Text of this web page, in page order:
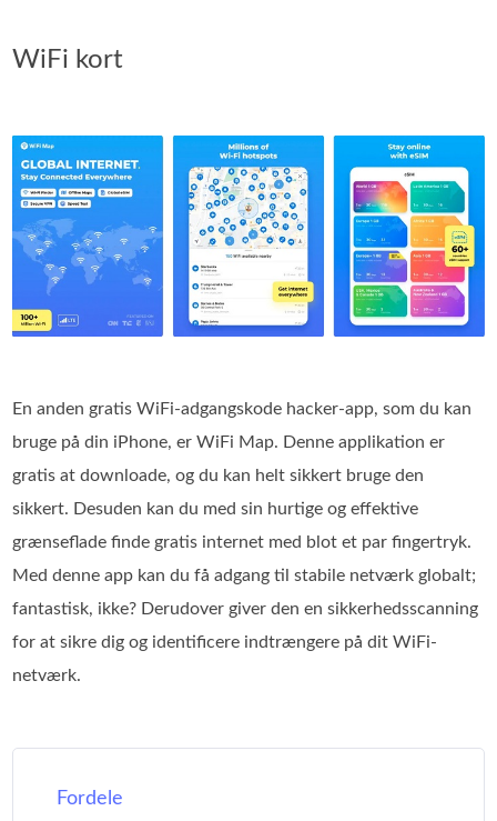
WiFi kort
En anden gratis WiFi-adgangskode hacker-app, som du kan
bruge på din iPhone, er WiFi Map. Denne applikation er
gratis at downloade, og du kan helt sikkert bruge den
sikkert. Desuden kan du med sin hurtige og effektive
grænseflade finde gratis internet med blot et par fingertryk.
Med denne app kan du få adgang til stabile netværk globalt;
fantastisk, ikke? Derudover giver den en sikkerhedsscanning
for at sikre dig og identificere indtrængere på dit WiFi-
netværk.
Fordele